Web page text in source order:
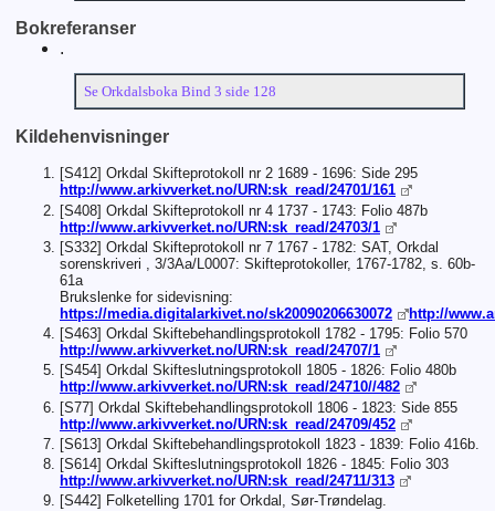
Bokreferanser
.
Se Orkdalsboka Bind 3 side 128
Kildehenvisninger
[S412] Orkdal Skifteprotokoll nr 2 1689 - 1696: Side 295
http://www.arkivverket.no/URN:sk_read/24701/161
[S408] Orkdal Skifteprotokoll nr 4 1737 - 1743: Folio 487b
http://www.arkivverket.no/URN:sk_read/24703/1
[S332] Orkdal Skifteprotokoll nr 7 1767 - 1782: SAT, Orkdal
sorenskriveri , 3/3Aa/L0007: Skifteprotokoller, 1767-1782, s. 60b-
61a
Brukslenke for sidevisning:
https://media.digitalarkivet.no/sk20090206630072
http://
[S463] Orkdal Skiftebehandlingsprotokoll 1782 - 1795: Folio 570
http://www.arkivverket.no/URN:sk_read/24707/1
[S454] Orkdal Skifteslutningsprotokoll 1805 - 1826: Folio 480b
http://www.arkivverket.no/URN:sk_read/24710//482
[S77] Orkdal Skiftebehandlingsprotokoll 1806 - 1823: Side 855
http://www.arkivverket.no/URN:sk_read/24709/452
[S613] Orkdal Skiftebehandlingsprotokoll 1823 - 1839: Folio 416b.
[S614] Orkdal Skifteslutningsprotokoll 1826 - 1845: Folio 303
http://www.arkivverket.no/URN:sk_read/24711/313
[S442] Folketelling 1701 for Orkdal, Sør-Trøndelag.